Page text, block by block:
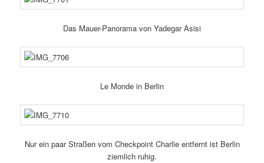
Das Mauer-Panorama von Yadegar Asisi
Le Monde in Berlin
Nur ein paar Straßen vom Checkpoint Charlie entfernt ist Berlin
ziem­lich ruhig.